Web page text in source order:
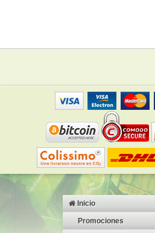
Inicio
Promociones